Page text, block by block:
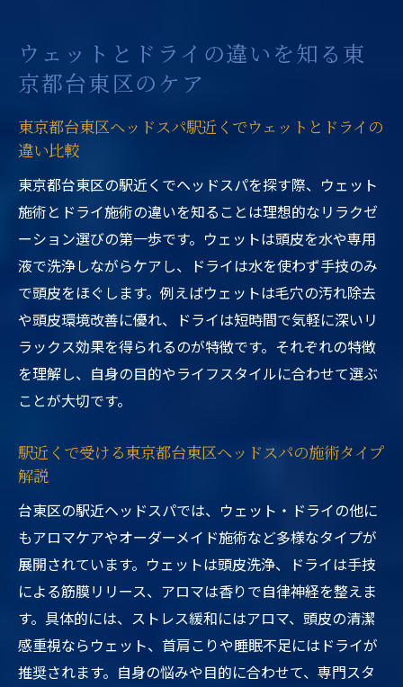
ウェットとドライの違いを知る東
京都台東区のケア
東京都台東区ヘッドスパ駅近くでウェットとドライの
違い比較
東京都台東区の駅近くでヘッドスパを探す際、ウェット
施術とドライ施術の違いを知ることは理想的なリラクゼ
ーション選びの第一歩です。ウェットは頭皮を水や専用
液で洗浄しながらケアし、ドライは水を使わず手技のみ
で頭皮をほぐします。例えばウェットは毛穴の汚れ除去
や頭皮環境改善に優れ、ドライは短時間で気軽に深いリ
ラックス効果を得られるのが特徴です。それぞれの特徴
を理解し、自身の目的やライフスタイルに合わせて選ぶ
ことが大切です。
駅近くで受ける東京都台東区ヘッドスパの施術タイプ
解説
台東区の駅近ヘッドスパでは、ウェット・ドライの他に
もアロマケアやオーダーメイド施術など多様なタイプが
展開されています。ウェットは頭皮洗浄、ドライは手技
による筋膜リリース、アロマは香りで自律神経を整えま
す。具体的には、ストレス緩和にはアロマ、頭皮の清潔
感重視ならウェット、首肩こりや睡眠不足にはドライが
推奨されます。自身の悩みや目的に合わせて、専門スタ